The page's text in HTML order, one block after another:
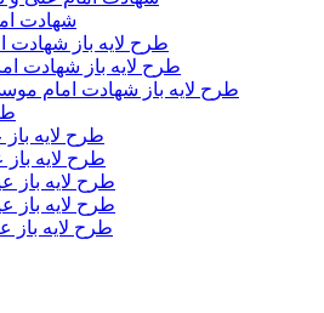
شهادت
طرح لایه باز شهادت
طرح لایه باز شهادت
طرح لایه باز شهادت امام
طرح لایه باز
طرح لایه باز
طرح لایه باز
طرح لایه باز
طرح لایه باز